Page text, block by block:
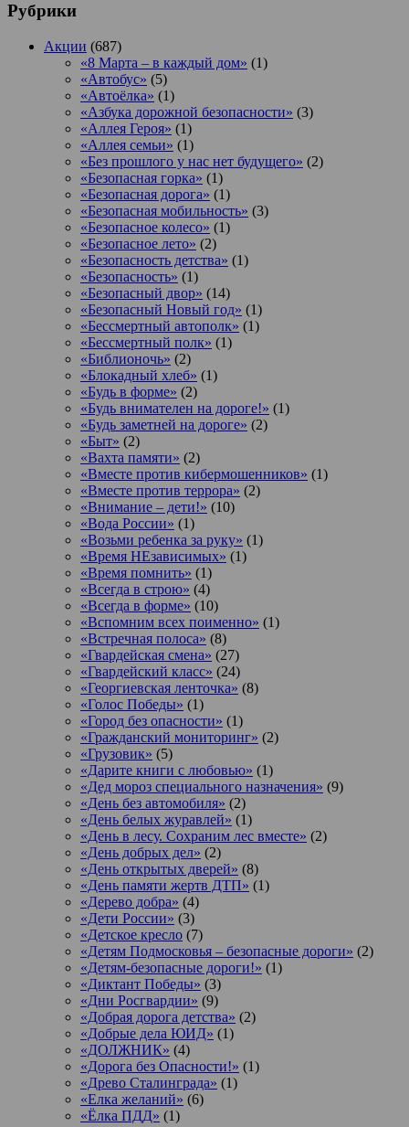
Рубрики
Акции (687)
«8 Марта – в каждый дом» (1)
«Автобус» (5)
«Автоёлка» (1)
«Азбука дорожной безопасности» (3)
«Аллея Героя» (1)
«Аллея семьи» (1)
«Без прошлого у нас нет будущего» (2)
«Безопасная горка» (1)
«Безопасная дорога» (1)
«Безопасная мобильность» (3)
«Безопасное колесо» (1)
«Безопасное лето» (2)
«Безопасность детства» (1)
«Безопасность» (1)
«Безопасный двор» (14)
«Безопасный Новый год» (1)
«Бессмертный автополк» (1)
«Бессмертный полк» (1)
«Библионочь» (2)
«Блокадный хлеб» (1)
«Будь в форме» (2)
«Будь внимателен на дороге!» (1)
«Будь заметней на дороге» (2)
«Быт» (2)
«Вахта памяти» (2)
«Вместе против кибермошенников» (1)
«Вместе против террора» (2)
«Внимание – дети!» (10)
«Вода России» (1)
«Возьми ребенка за руку» (1)
«Время НЕзависимых» (1)
«Время помнить» (1)
«Всегда в строю» (4)
«Всегда в форме» (10)
«Вспомним всех поименно» (1)
«Встречная полоса» (8)
«Гвардейская смена» (27)
«Гвардейский класс» (24)
«Георгиевская ленточка» (8)
«Голос Победы» (1)
«Город без опасности» (1)
«Гражданский мониторинг» (2)
«Грузовик» (5)
«Дарите книги с любовью» (1)
«Дед мороз специального назначения» (9)
«День без автомобиля» (2)
«День белых журавлей» (1)
«День в лесу. Сохраним лес вместе» (2)
«День добрых дел» (2)
«День открытых дверей» (8)
«День памяти жертв ДТП» (1)
«Дерево добра» (4)
«Дети России» (3)
«Детское кресло (7)
«Детям Подмосковья – безопасные дороги» (2)
«Детям-безопасные дороги!» (1)
«Диктант Победы» (3)
«Дни Росгвардии» (9)
«Добрая дорога детства» (2)
«Добрые дела ЮИД» (1)
«ДОЛЖНИК» (4)
«Дорога без Опасности!» (1)
«Древо Сталинграда» (1)
«Елка желаний» (6)
«Ёлка ПДД» (1)